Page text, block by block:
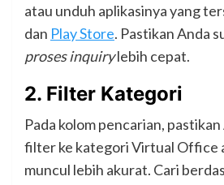
atau unduh aplikasinya yang
dan Play Store. Pastikan Anda
proses inquirylebih cepat.
2. Filter Kategori
Pada kolom pencarian,
filter ke kategori Virtual Office
muncul lebih akurat. Cari